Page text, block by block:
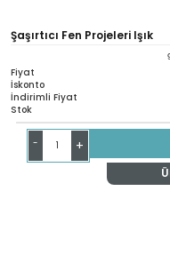
Şaşırtıcı Fen Projeleri Işık
Fiyat
İskonto
İndirimli Fiyat
Stok
- +